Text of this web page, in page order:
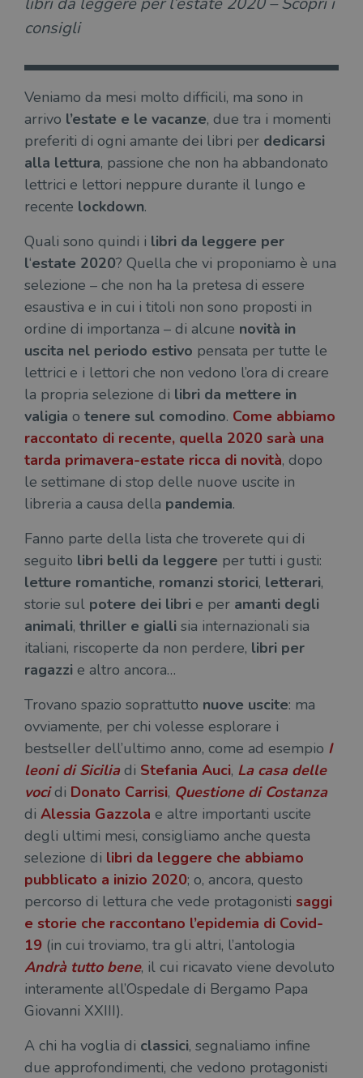
consigli
Veniamo da mesi molto difficili, ma sono in
arrivo l’estate e le vacanze, due tra i momenti
preferiti di ogni amante dei libri per dedicarsi
alla lettura, passione che non ha abbandonato
lettrici e lettori neppure durante il lungo e
recente lockdown.
Quali sono quindi i libri da leggere per
l‘estate 2020? Quella che vi proponiamo è una
selezione – che non ha la pretesa di essere
esaustiva e in cui i titoli non sono proposti in
ordine di importanza – di alcune novità in
uscita nel periodo estivo pensata per tutte le
lettrici e i lettori che non vedono l’ora di creare
la propria selezione di libri da mettere in
valigia o tenere sul comodino. Come abbiamo
raccontato di recente, quella 2020 sarà una
tarda primavera-estate ricca di novità, dopo
le settimane di stop delle nuove uscite in
libreria a causa della pandemia.
Fanno parte della lista che troverete qui di
seguito libri belli da leggere per tutti i gusti:
letture romantiche, romanzi storici, letterari,
storie sul potere dei libri e per amanti degli
animali, thriller e gialli sia internazionali sia
italiani, riscoperte da non perdere, libri per
ragazzi e altro ancora…
Trovano spazio soprattutto nuove uscite: ma
ovviamente, per chi volesse esplorare i
bestseller dell’ultimo anno, come ad esempio I
leoni di Siciliadi Stefania Auci, La casa delle
vocidi Donato Carrisi, Questione di Costanza
di Alessia Gazzola e altre importanti uscite
degli ultimi mesi, consigliamo anche questa
selezione di libri da leggere che abbiamo
pubblicato a inizio 2020; o, ancora, questo
percorso di lettura che vede protagonisti saggi
e storie che raccontano l’epidemia di Covid-
19 (in cui troviamo, tra gli altri, l’antologia
Andrà tutto bene, il cui ricavato viene devoluto
interamente all’Ospedale di Bergamo Papa
Giovanni XXIII).
A chi ha voglia di classici, segnaliamo infine
due approfondimenti, che vedono protagonisti